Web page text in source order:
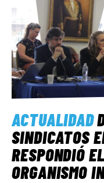
ACTUALIDAD
SINDICATOS
RESPONDIÓ
ORGANISMO